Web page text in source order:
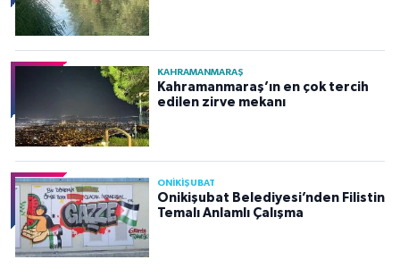
KAHRAMANMARAŞ
Kahramanmaraş’ın en çok tercih
edilen zirve mekanı
ONİKİŞUBAT
Onikişubat Belediyesi’nden Filistin
Temalı Anlamlı Çalışma